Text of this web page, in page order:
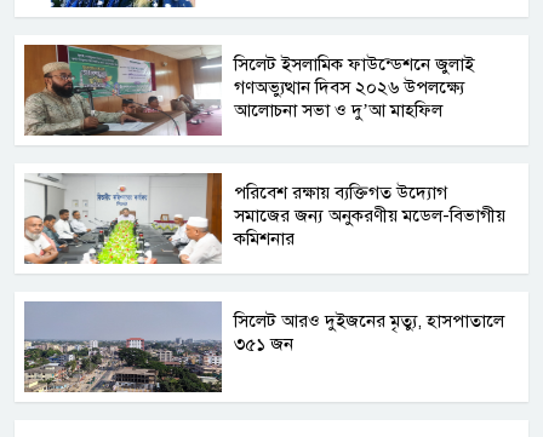
সিলেট ইসলামিক ফাউন্ডেশনে জুলাই
গণঅভ্যুত্থান দিবস ২০২৬ উপলক্ষ্যে
আলোচনা সভা ও দু’আ মাহফিল
পরিবেশ রক্ষায় ব্যক্তিগত উদ্যোগ
সমাজের জন্য অনুকরণীয় মডেল-বিভাগীয়
কমিশনার
সিলেট আরও দুইজনের মৃত্যু, হাসপাতালে
৩৫১ জন